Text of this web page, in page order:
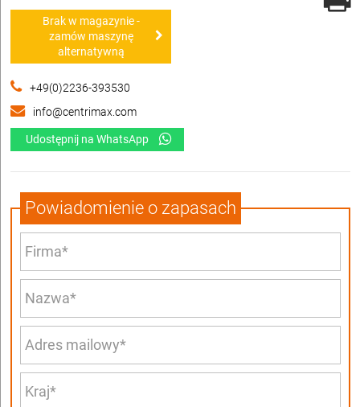
Brak w magazynie -
zamów maszynę
alternatywną
+49(0)2236-393530
info@centrimax.com
Udostępnij na WhatsApp
Powiadomienie o zapasach